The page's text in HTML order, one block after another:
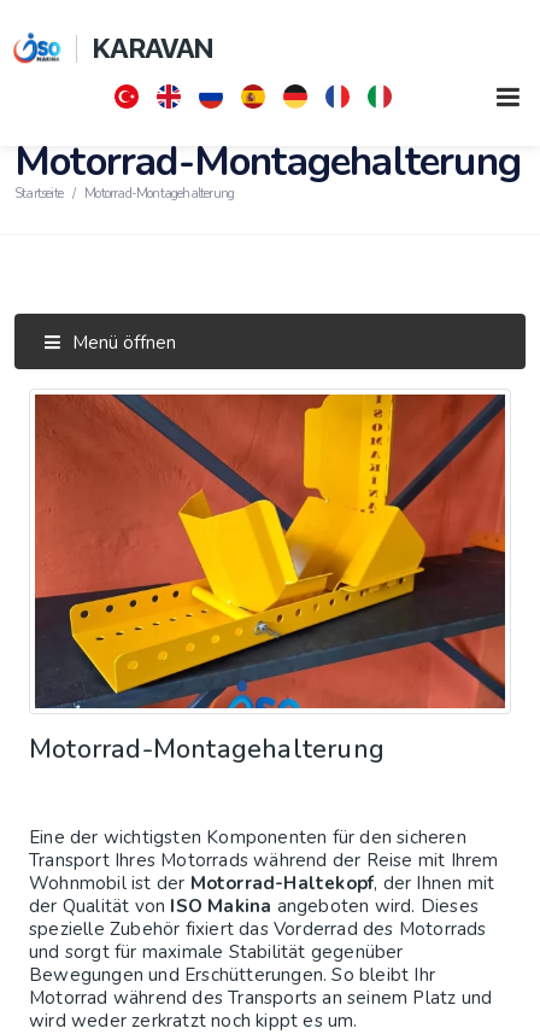
KARAVAN
Motorrad-Montagehalterung
Startseite Motorrad-Montagehalterung
Menü öffnen
Motorrad-Montagehalterung
Eine der wichtigsten Komponenten für den sicheren
Transport Ihres Motorrads während der Reise mit Ihrem
Wohnmobil ist der Motorrad-Haltekopf, der Ihnen mit
der Qualität von ISO Makina angeboten wird. Dieses
spezielle Zubehör fixiert das Vorderrad des Motorrads
und sorgt für maximale Stabilität gegenüber
Bewegungen und Erschütterungen. So bleibt Ihr
Motorrad während des Transports an seinem Platz und
wird weder zerkratzt noch kippt es um.